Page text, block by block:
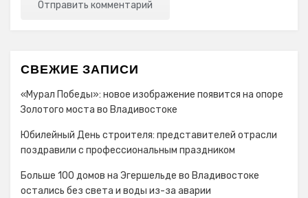
СВЕЖИЕ ЗАПИСИ
«Мурал Победы»: новое изображение появится на опоре
Золотого моста во Владивостоке
Юбилейный День строителя: представителей отрасли
поздравили с профессиональным праздником
Больше 100 домов на Эгершельде во Владивостоке
остались без света и воды из-за аварии